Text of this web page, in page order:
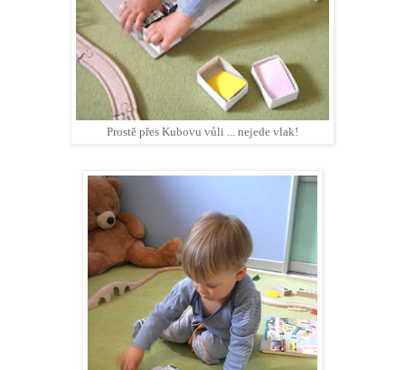
Prostě přes Kubovu vůli ... nejede vlak!